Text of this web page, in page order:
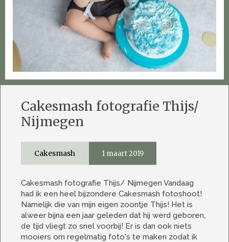
Cakesmash fotografie Thijs/
Nijmegen
1 maart 2019
Cakesmash
Cakesmash fotografie Thijs/ Nijmegen Vandaag
had ik een heel bijzondere Cakesmash fotoshoot!
Namelijk die van mijn eigen zoontje Thijs! Het is
alweer bijna een jaar geleden dat hij werd geboren,
de tijd vliegt zo snel voorbij! Er is dan ook niets
mooiers om regelmatig foto's te maken zodat ik